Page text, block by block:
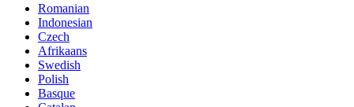
Romanian
Indonesian
Czech
Afrikaans
Swedish
Polish
Basque